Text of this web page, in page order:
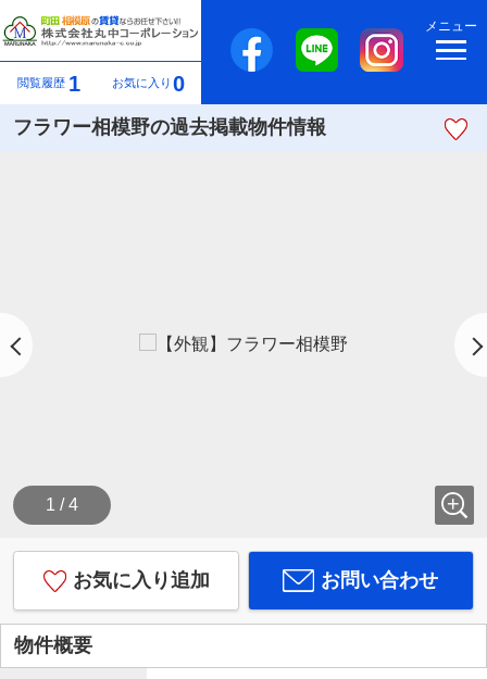
閲覧履歴 1 お気に入り 0
メニュー
フラワー相模野の過去掲載物件情報
1 / 4
お気に入り追加 お問い合わせ
物件概要